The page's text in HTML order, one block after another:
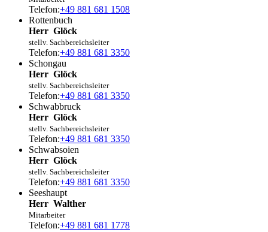
Telefon:+49 881 681 1508
Rottenbuch
Herr Glöck
stellv. Sachbereichsleiter
Telefon:+49 881 681 3350
Schongau
Herr Glöck
stellv. Sachbereichsleiter
Telefon:+49 881 681 3350
Schwabbruck
Herr Glöck
stellv. Sachbereichsleiter
Telefon:+49 881 681 3350
Schwabsoien
Herr Glöck
stellv. Sachbereichsleiter
Telefon:+49 881 681 3350
Seeshaupt
Herr Walther
Mitarbeiter
Telefon:+49 881 681 1778